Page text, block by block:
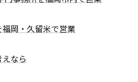
岡・久留米で営業
なら